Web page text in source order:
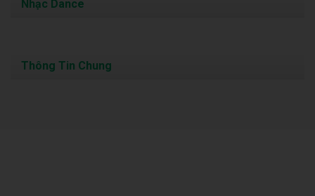
Nhạc Dance
Thông Tin Chung